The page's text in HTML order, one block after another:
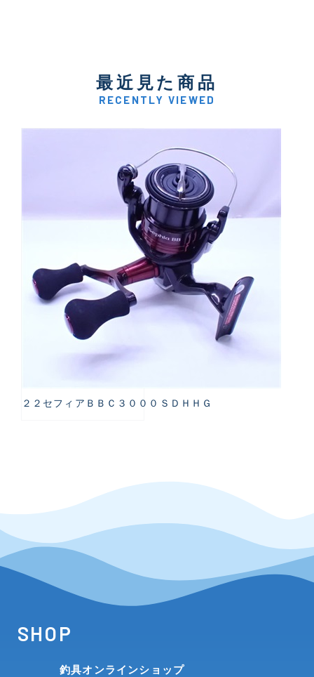
最近見た商品
RECENTLY VIEWED
２２セフィアＢＢＣ３０００ＳＤＨＨＧ
SHOP
釣具オンラインショップ